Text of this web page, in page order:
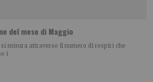
del mese di Maggio
si misura attraverso il numero di respiri che
i